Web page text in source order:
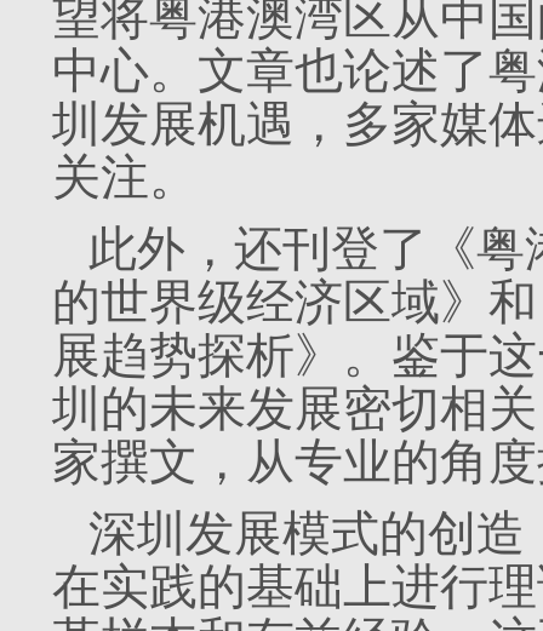
望将粤港澳湾区从中
中心。文章也论述了
圳发展机遇，多家媒
关注。
此外，还刊登了《
的世界级经济区域》
展趋势探析》。鉴于
圳的未来发展密切相
家撰文，从专业的角
深圳发展模式的创
在实践的基础上进行